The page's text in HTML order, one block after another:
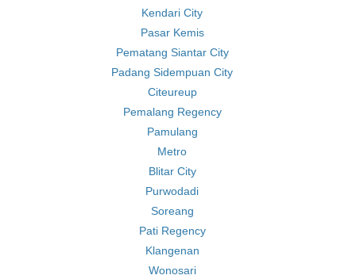
Kendari City
Pasar Kemis
Pematang Siantar City
Padang Sidempuan City
Citeureup
Pemalang Regency
Pamulang
Metro
Blitar City
Purwodadi
Soreang
Pati Regency
Klangenan
Wonosari